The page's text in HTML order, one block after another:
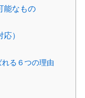
能なもの
）
る６つの理由